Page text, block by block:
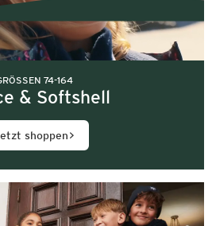
74-164
& Softshell
shoppen